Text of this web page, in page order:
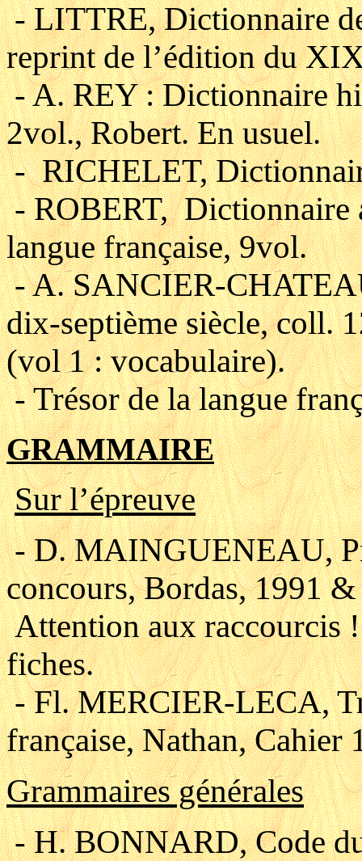
- LITTRE, Dictionnaire
reprint de l’édition du
- A. REY : Dictionnaire
2vol., Robert. En usuel.
- RICHELET,
- ROBERT, Dictionnaire
langue française, 9vol.
- A. SANCIER-
dix-septième siècle, coll.
(vol 1 : vocabulaire).
- Trésor de la langue
GRAMMAIRE
Sur l’épreuve
- D. MAINGUENEAU,
concours, Bordas, 1991
Attention aux raccourcis
fiches.
- Fl. MERCIER-LECA,
française, Nathan, Cahier
Grammaires générales
- H. BONNARD, Code